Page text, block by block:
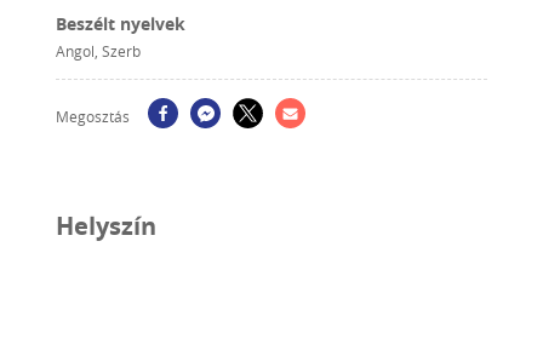
Beszélt nyelvek
Angol, Szerb
Megosztás
Helyszín